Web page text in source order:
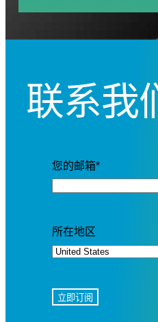
联系我
您的邮箱*
所在地区